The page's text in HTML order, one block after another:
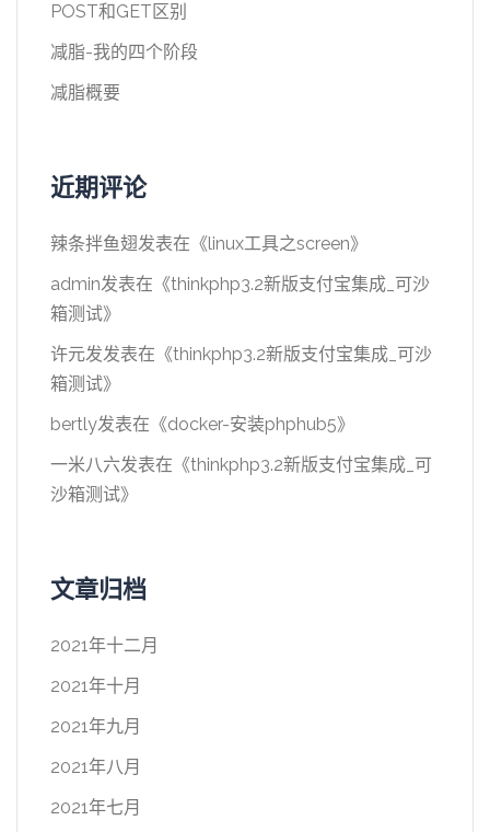
POST和GET区别
减脂-我的四个阶段
减脂概要
近期评论
辣条拌鱼翅发表在《linux工具之screen》
admin发表在《thinkphp3.2新版支付宝集成_可沙
箱测试》
许元发发表在《thinkphp3.2新版支付宝集成_可沙
箱测试》
bertly发表在《docker-安装phphub5》
一米八六发表在《thinkphp3.2新版支付宝集成_可
沙箱测试》
文章归档
2021年十二月
2021年十月
2021年九月
2021年八月
2021年七月